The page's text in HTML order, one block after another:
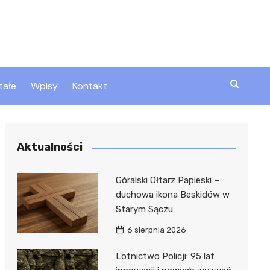
Wpisy Kontakt
Aktualności
Góralski Ołtarz Papieski –
duchowa ikona Beskidów w
Starym Sączu
6 sierpnia 2026
Lotnictwo Policji: 95 lat